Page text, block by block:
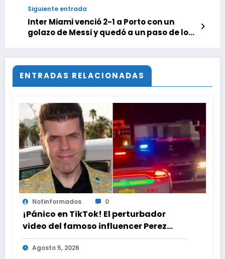
Siguiente entrada
Inter Miami venció 2-1 a Porto con un
golazo de Messi y quedó a un paso de los
ENTRADAS RELACIONADAS
Notinformados 0
¡Pánico en TikTok! El perturbador
video del famoso influencer Perez
Hilton que obligó a sus fans a pedir
ayuda médica
Agosto 5, 2026